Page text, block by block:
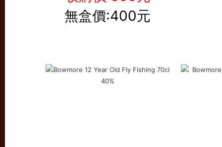
無盒價:400元